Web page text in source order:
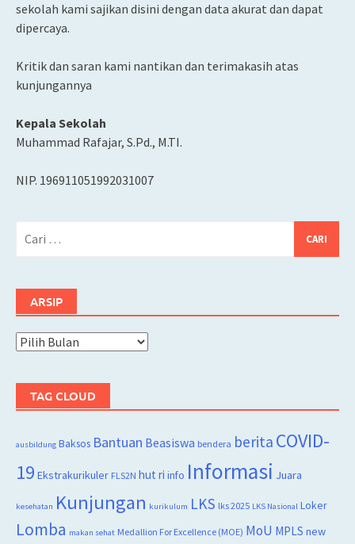
sekolah kami sajikan disini dengan data akurat dan dapat
dipercaya.
Kritik dan saran kami nantikan dan terimakasih atas
kunjungannya
Kepala Sekolah
Muhammad Rafajar, S.Pd., M.TI.
NIP. 196911051992031007
ARSIP
Arsip
TAG CLOUD
ausbildung Baksos Bantuan Beasiswa bendera berita COVID-
19 Ekstrakurikuler FLS2N hut ri info Informasi Juara
kesehatan Kunjungan kurikulum LKS lks 2025 LKS Nasional Loker
Lomba makan sehat Medallion For Excellence (MOE) MoU MPLS new